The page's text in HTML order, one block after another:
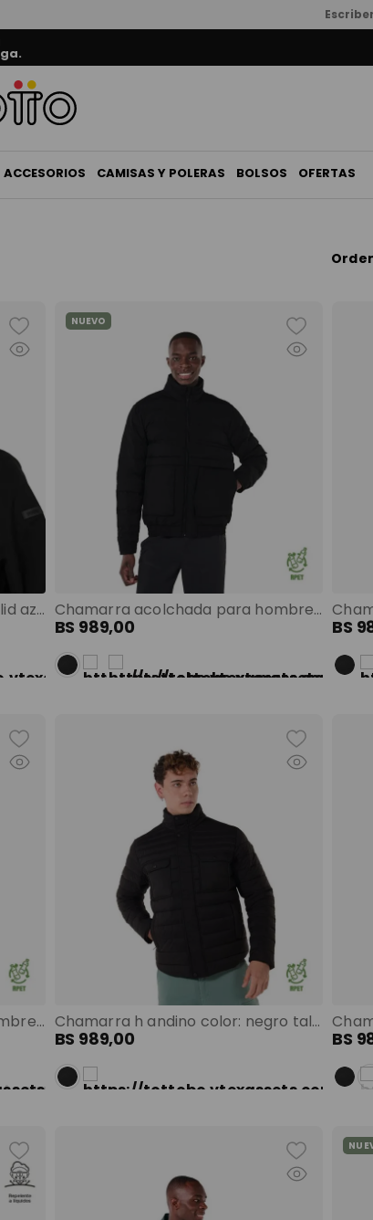
ACCESORIOS CAMISAS Y POLERAS BOLSOS OFERTAS
Chamarra para hombre ice solid azul color: azul talla: xs Chamarra acolchada para hombre sarus negra color: negra talla: l
NUEVO
BS 989,00 BS
Chamarra acolchada para hombre sarus terreo color: terreo talla: l Chamarra h andino color: negro talla: s
BS 989,00 BS